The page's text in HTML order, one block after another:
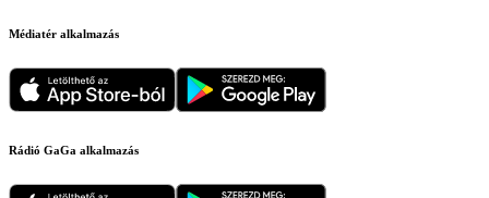
Médiatér alkalmazás
Rádió GaGa alkalmazás